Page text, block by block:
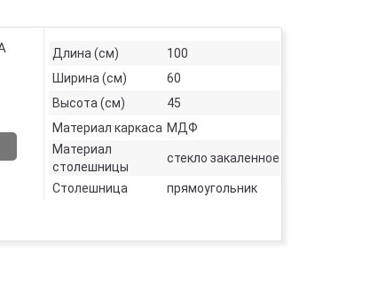
Длина (см)
100
Ширина (см)
60
Высота (см)
45
Материал каркаса МДФ
Материал
столешницы
стекло закаленное
Столешница прямоугольник